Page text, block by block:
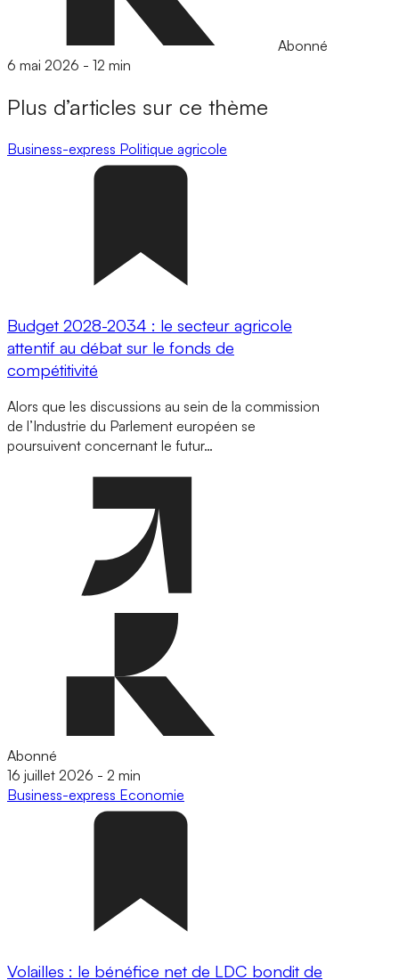
Abonné
6 mai 2026 - 12 min
Plus d’articles sur ce thème
Business-express Politique agricole
Budget 2028-2034 : le secteur agricole
attentif au débat sur le fonds de
compétitivité
Alors que les discussions au sein de la commission
de l’Industrie du Parlement européen se
poursuivent concernant le futur…
Abonné
16 juillet 2026 - 2 min
Business-express Economie
Volailles : le bénéfice net de LDC bondit de